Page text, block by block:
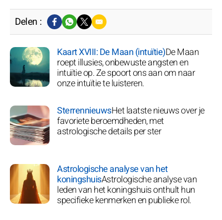
Delen :
Kaart XVIII: De Maan (intuïtie)De Maan
roept illusies, onbewuste angsten en
intuïtie op. Ze spoort ons aan om naar
onze intuïtie te luisteren.
SterrennieuwsHet laatste nieuws over je
favoriete beroemdheden, met
astrologische details per ster
Astrologische analyse van het
koningshuisAstrologische analyse van
leden van het koningshuis onthult hun
specifieke kenmerken en publieke rol.